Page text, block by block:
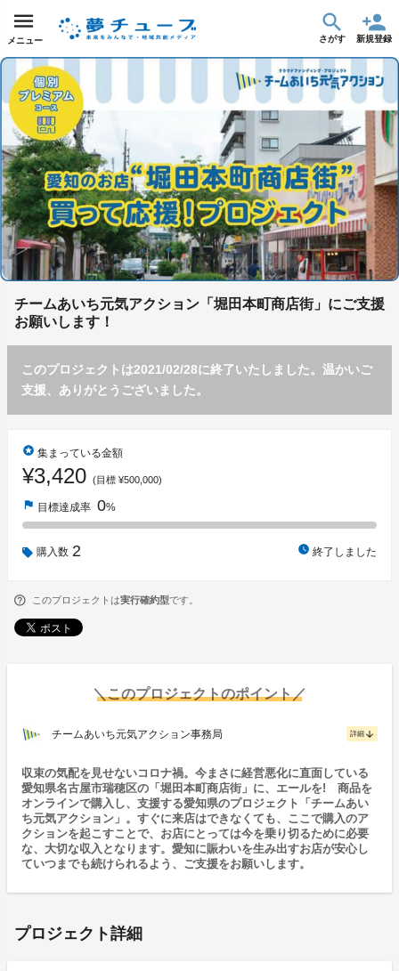
メニュー さがす 新規登録
チームあいち元気アクション「堀田本町商店街」にご支援
お願いします！
このプロジェクトは2021/02/28に終了いたしました。温かいご
支援、ありがとうございました。
stars 集まっている金額
¥3,420 (目標 ¥500,000)
flag 目標達成率 0%
購入数 2 watch_later 終了しました
このプロジェクトは実行確約型です。
＼このプロジェクトのポイント／
チームあいち元気アクション事務局 詳細 arrow_downward
収束の気配を見せないコロナ禍。今まさに経営悪化に直面している
愛知県名古屋市瑞穂区の「堀田本町商店街」に、エールを! 商品を
オンラインで購入し、支援する愛知県のプロジェクト「チームあい
ち元気アクション」。すぐに来店はできなくても、ここで購入のア
クションを起こすことで、お店にとっては今を乗り切るために必要
な、大切な収入となります。愛知に賑わいを生み出すお店が安心し
ていつまでも続けられるよう、ご支援をお願いします。
プロジェクト詳細